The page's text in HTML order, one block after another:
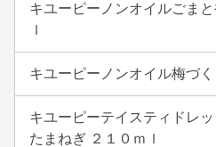
キユーピーノンオイルごま
ｌ
キユーピーノンオイル梅づく
キユーピーテイスティドレ
たまねぎ ２１０ｍｌ